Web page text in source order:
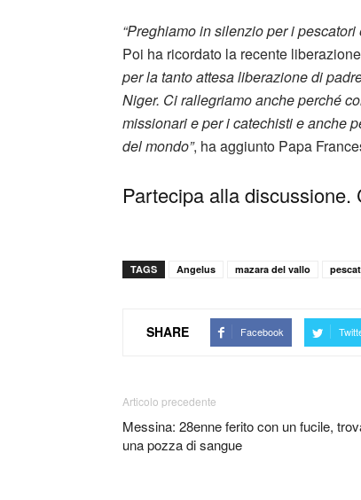
“Preghiamo in silenzio per i pescatori
Poi ha ricordato la recente
per la tanto attesa liberazione di
Niger. Ci rallegriamo anche perché
missionari e per i catechisti e anche
del mondo”, ha aggiunto Papa
Partecipa alla
TAGS Angelus mazara del vallo
SHARE Facebook
Articolo precedente
Messina: 28enne ferito con un fucile,
una pozza di sangue